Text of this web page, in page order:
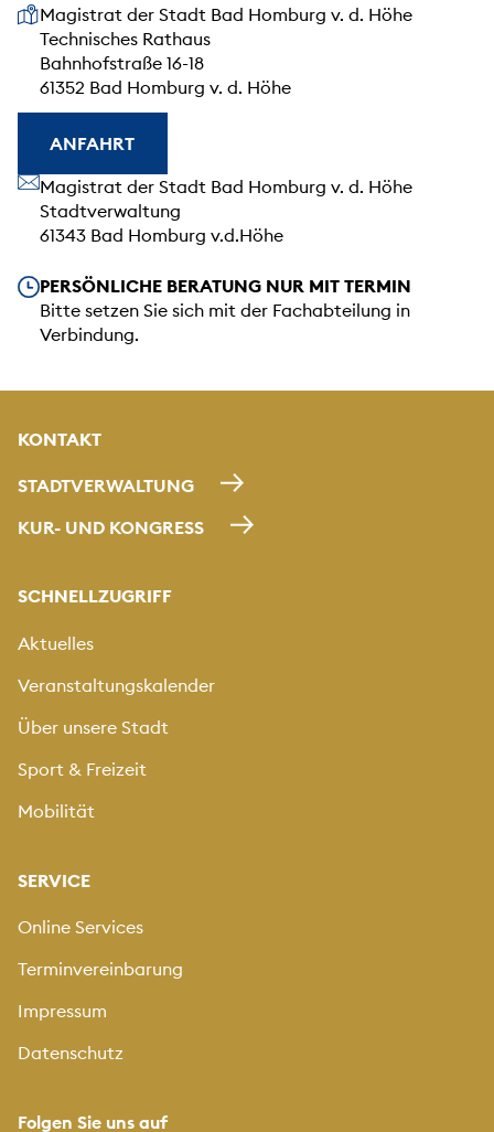
Unsere Anschrift
Magistrat der Stadt Bad Homburg v. d. Höhe
Technisches Rathaus
Bahnhofstraße 16-18
61352 Bad Homburg v. d. Höhe
ANFAHRT
Unsere Anschrift
Magistrat der Stadt Bad Homburg v. d. Höhe
Stadtverwaltung
61343 Bad Homburg v.d.Höhe
Unsere Öffnungszeiten
PERSÖNLICHE BERATUNG NUR MIT TERMIN
Bitte setzen Sie sich mit der Fachabteilung in
Verbindung.
KONTAKT
STADTVERWALTUNG
KUR- UND KONGRESS
SCHNELLZUGRIFF
Aktuelles
Veranstaltungskalender
Über unsere Stadt
Sport & Freizeit
Mobilität
SERVICE
Online Services
Terminvereinbarung
Impressum
Datenschutz
Folgen Sie uns auf